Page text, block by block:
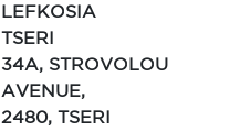
LEFKOSIA
TSERI
34A, STROVOLOU
AVENUE,
2480, TSERI